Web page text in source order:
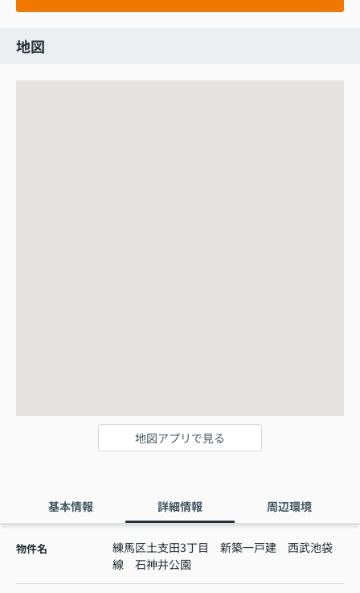
地図
地図アプリで見る
基本情報 詳細情報 周辺環境
物件名
練馬区土支田3丁目 新築一戸建 西武池袋
線 石神井公園